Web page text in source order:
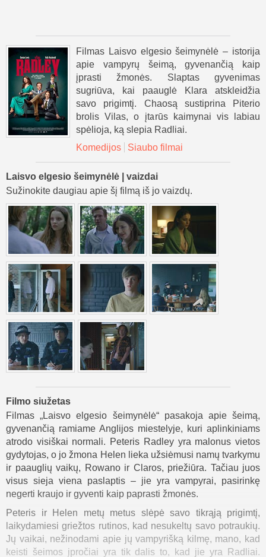
Filmas Laisvo elgesio šeimynėlė – istorija
apie vampyrų šeimą, gyvenančią kaip
įprasti žmonės. Slaptas gyvenimas
sugriūva, kai paauglė Klara atskleidžia
savo prigimtį. Chaosą sustiprina Piterio
brolis Vilas, o įtarūs kaimynai vis labiau
spėlioja, ką slepia Radliai.
Komedijos
Siaubo filmai
Laisvo elgesio šeimynėlė | vaizdai
Sužinokite daugiau apie šį filmą iš jo vaizdų.
Filmo siužetas
Filmas „Laisvo elgesio šeimynėlė“ pasakoja apie šeimą,
gyvenančią ramiame Anglijos miestelyje, kuri aplinkiniams
atrodo visiškai normali. Peteris Radley yra malonus vietos
gydytojas, o jo žmona Helen lieka užsiėmusi namų tvarkymu
ir paauglių vaikų, Rowano ir Claros, priežiūra. Tačiau juos
visus sieja viena paslaptis – jie yra vampyrai, pasirinkę
negerti kraujo ir gyventi kaip paprasti žmonės.
Peteris ir Helen metų metus slėpė savo tikrąją prigimtį,
laikydamiesi griežtos rutinos, kad nesukeltų savo potraukių.
Jų vaikai, nežinodami apie jų vampyrišką kilmę, mano, kad
keisti šeimos įpročiai yra tik dalis to, kad jie yra Radliai.